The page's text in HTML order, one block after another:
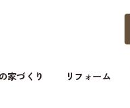
家づくり リフォーム